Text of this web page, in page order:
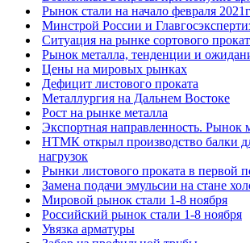
Рынок стали на начало февраля 2021г
Минстрой России и
Ситуация на рынке сортового
Рынок металла, тенденции и
Цены на мировых рынках
Дефицит листового проката
Металлургия на Дальнем Востоке
Рост на рынке металла
Экспортная направленность. Рынок
НТМК открыл производство балки
нагрузок
Рынки листового проката в первой
Замена подачи эмульсии на стане
Мировой рынок стали 1-8 ноября
Российский рынок стали 1-8 ноября
Увязка арматуры